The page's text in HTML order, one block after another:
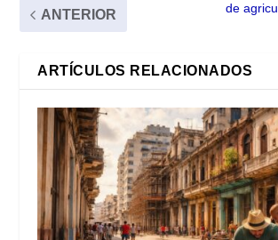
ANTERIOR
de
ARTÍCULOS RELACIONADOS